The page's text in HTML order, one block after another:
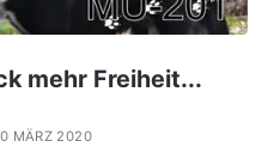
mehr Freiheit...
MÄRZ 2020